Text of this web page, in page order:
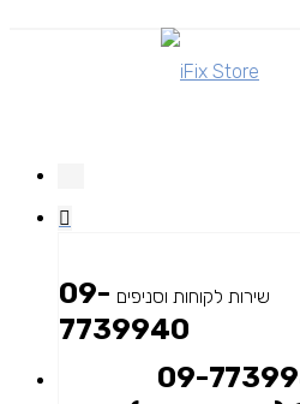
שירות לקוחות וסניפים 09-
7739940
09-